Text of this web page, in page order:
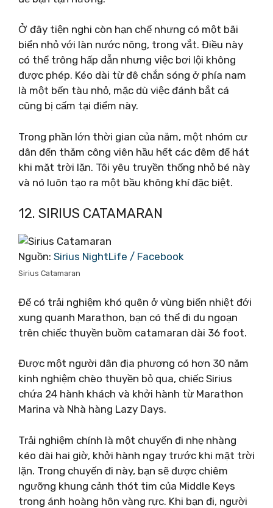
Ở đây tiện nghi còn hạn chế nhưng có một bãi
biển nhỏ với làn nước nông, trong vắt. Điều này
có thể trông hấp dẫn nhưng việc bơi lội không
được phép. Kéo dài từ đê chắn sóng ở phía nam
là một bến tàu nhỏ, mặc dù việc đánh bắt cá
cũng bị cấm tại điểm này.
Trong phần lớn thời gian của năm, một nhóm cư
dân đến thăm công viên hầu hết các đêm để hát
khi mặt trời lặn. Tôi yêu truyền thống nhỏ bé này
và nó luôn tạo ra một bầu không khí đặc biệt.
12. SIRIUS CATAMARAN
Nguồn: Sirius NightLife / Facebook
Sirius Catamaran
Để có trải nghiệm khó quên ở vùng biển nhiệt đới
xung quanh Marathon, bạn có thể đi du ngoạn
trên chiếc thuyền buồm catamaran dài 36 foot.
Được một người dân địa phương có hơn 30 năm
kinh nghiệm chèo thuyền bỏ qua, chiếc Sirius
chứa 24 hành khách và khởi hành từ Marathon
Marina và Nhà hàng Lazy Days.
Trải nghiệm chính là một chuyến đi nhẹ nhàng
kéo dài hai giờ, khởi hành ngay trước khi mặt trời
lặn. Trong chuyến đi này, bạn sẽ được chiêm
ngưỡng khung cảnh thót tim của Middle Keys
trong ánh hoàng hôn vàng rực. Khi bạn đi, người